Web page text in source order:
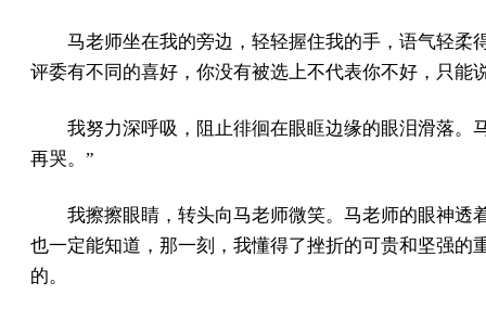
马老师坐在我的旁边，轻轻握住我的手，语气轻柔
评委有不同的喜好，你没有被选上不代表你不好，只能
我努力深呼吸，阻止徘徊在眼眶边缘的眼泪滑落。
再哭。”
我擦擦眼睛，转头向马老师微笑。马老师的眼神透
也一定能知道，那一刻，我懂得了挫折的可贵和坚强
的。